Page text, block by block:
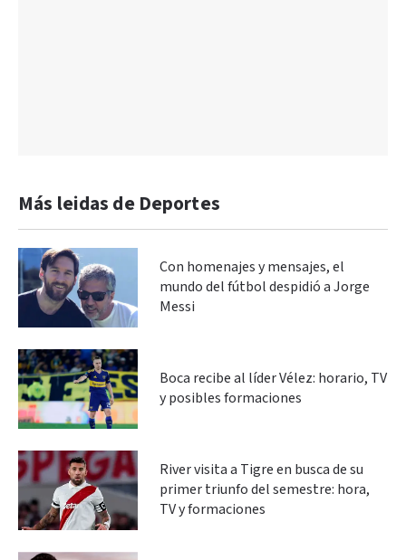
Más leidas de Deportes
Con homenajes y mensajes, el
mundo del fútbol despidió a Jorge
Messi
Boca recibe al líder Vélez: horario, TV
y posibles formaciones
River visita a Tigre en busca de su
primer triunfo del semestre: hora,
TV y formaciones